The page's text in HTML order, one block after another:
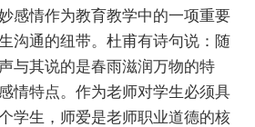
感情作为教育教学中的一项重要
沟通的纽带。杜甫有诗句说：随
与其说的是春雨滋润万物的特
情特点。作为老师对学生必须具
学生，师爱是老师职业道德的核